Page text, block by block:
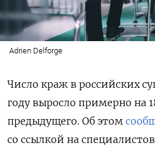
Adrien Delforge
Число краж в российских
году выросло примерно на
предыдущего. Об этом
со ссылкой на